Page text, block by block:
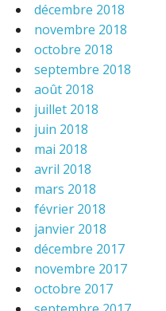
décembre 2018
novembre 2018
octobre 2018
septembre 2018
août 2018
juillet 2018
juin 2018
mai 2018
avril 2018
mars 2018
février 2018
janvier 2018
décembre 2017
novembre 2017
octobre 2017